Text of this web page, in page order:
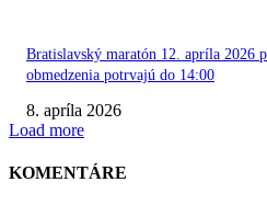
Bratislavský maratón 12. apríla 2026
obmedzenia potrvajú do 14:00
8. apríla 2026
Load more
KOMENTÁRE